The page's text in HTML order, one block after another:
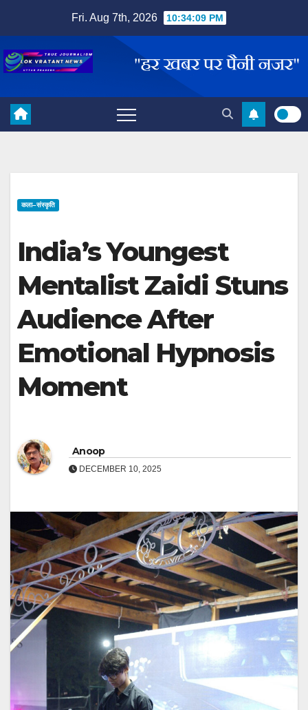
content
Fri. Aug 7th, 2026 10:34:10 PM
कला–संस्कृति
India’s Youngest
Mentalist Zaidi Stuns
Audience After
Emotional Hypnosis
Moment
Anoop
DECEMBER 10, 2025